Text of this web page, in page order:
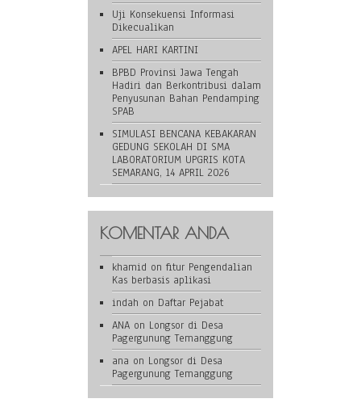
Uji Konsekuensi Informasi
Dikecualikan
APEL HARI KARTINI
BPBD Provinsi Jawa Tengah
Hadiri dan Berkontribusi dalam
Penyusunan Bahan Pendamping
SPAB
SIMULASI BENCANA KEBAKARAN
GEDUNG SEKOLAH DI SMA
LABORATORIUM UPGRIS KOTA
SEMARANG, 14 APRIL 2026
KOMENTAR ANDA
khamid on fitur Pengendalian
Kas berbasis aplikasi
indah on Daftar Pejabat
ANA on Longsor di Desa
Pagergunung Temanggung
ana on Longsor di Desa
Pagergunung Temanggung